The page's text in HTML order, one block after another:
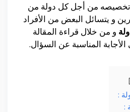
تخصيصه من أجل كل دولة من
و يتسائل البعض من الأفراد
و من خلال قراءة المقالة
المناسبة عن السؤال.